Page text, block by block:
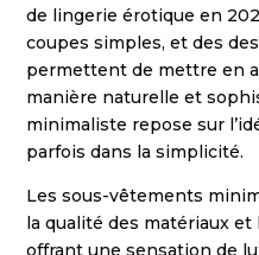
de lingerie érotique en
coupes simples, et des
permettent de mettre en
manière naturelle et
minimaliste repose sur
parfois dans la simplicité.
Les sous-vêtements
la qualité des matériaux
offrant une sensation de